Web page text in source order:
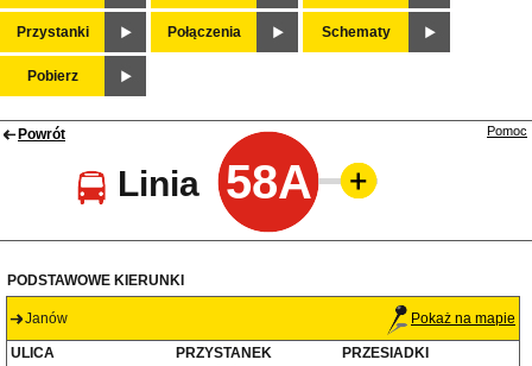
Przystanki Połączenia Schematy
Pobierz
Powrót
Linia 58A
Pomoc
PODSTAWOWE KIERUNKI
Janów Pokaż na mapie
ULICA PRZYSTANEK
PRZESIADKI